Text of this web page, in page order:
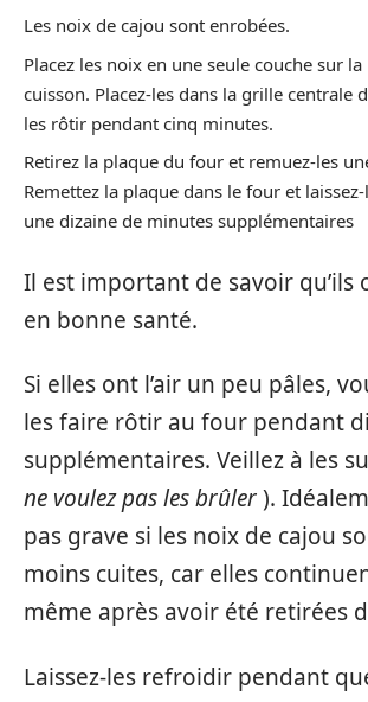
Les noix de cajou sont enrobées.
Placez les noix en une seule couche sur
cuisson. Placez-les dans la grille centrale
les rôtir pendant cinq minutes.
Retirez la plaque du four et remuez-les
Remettez la plaque dans le four et
une dizaine de minutes supplémentaires
Il est important de savoir qu’ils
en bonne santé.
Si elles ont l’air un peu pâles,
les faire rôtir au four pendant
supplémentaires. Veillez à les
ne voulez pas les brûler).
pas grave si les noix de cajou
moins cuites, car elles
même après avoir été retirées
Laissez-les refroidir pendant